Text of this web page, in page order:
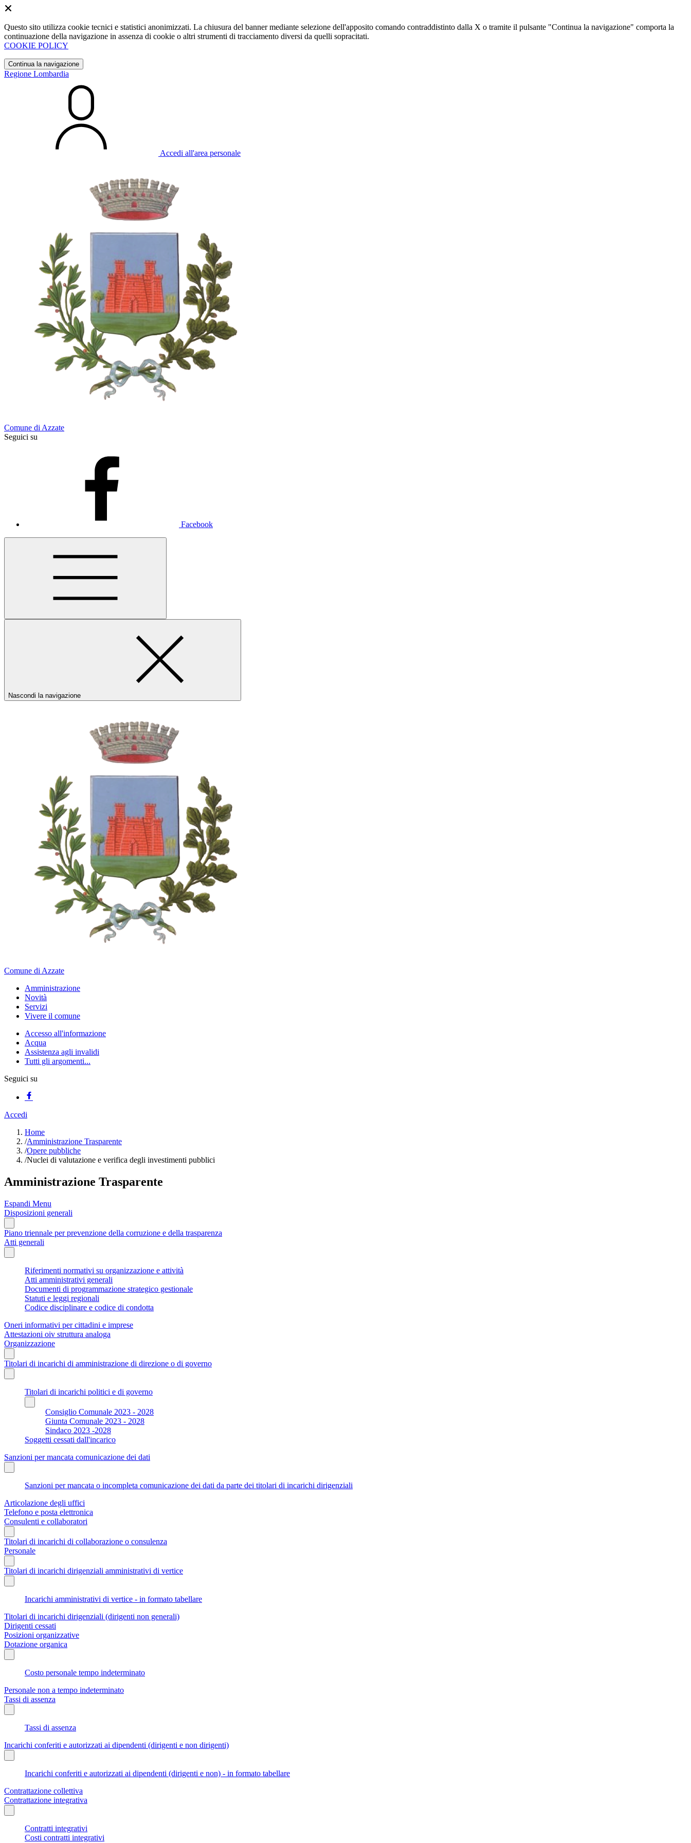
Questo sito utilizza cookie tecnici e statistici anonimizzati. La chiusura del banner mediante selezione dell'apposito comando contraddistinto dalla X o tramite il pulsante "Continua la navigazione" comporta la
continuazione della navigazione in assenza di cookie o altri strumenti di tracciamento diversi da quelli sopracitati.
COOKIE POLICY
Continua la navigazione
Regione Lombardia
Accedi all'area personale
Comune di Azzate
Seguici su
Facebook
Nascondi la navigazione
Comune di Azzate
Amministrazione
Novità
Servizi
Vivere il comune
Accesso all'informazione
Acqua
Assistenza agli invalidi
Tutti gli argomenti...
Seguici su
Accedi
Home
/Amministrazione Trasparente
/Opere pubbliche
/Nuclei di valutazione e verifica degli investimenti pubblici
Amministrazione Trasparente
Espandi Menu
Disposizioni generali
Piano triennale per prevenzione della corruzione e della trasparenza
Atti generali
Riferimenti normativi su organizzazione e attività
Atti amministrativi generali
Documenti di programmazione strategico gestionale
Statuti e leggi regionali
Codice disciplinare e codice di condotta
Oneri informativi per cittadini e imprese
Attestazioni oiv struttura analoga
Organizzazione
Titolari di incarichi di amministrazione di direzione o di governo
Titolari di incarichi politici e di governo
Consiglio Comunale 2023 - 2028
Giunta Comunale 2023 - 2028
Sindaco 2023 -2028
Soggetti cessati dall'incarico
Sanzioni per mancata comunicazione dei dati
Sanzioni per mancata o incompleta comunicazione dei dati da parte dei titolari di incarichi dirigenziali
Articolazione degli uffici
Telefono e posta elettronica
Consulenti e collaboratori
Titolari di incarichi di collaborazione o consulenza
Personale
Titolari di incarichi dirigenziali amministrativi di vertice
Incarichi amministrativi di vertice - in formato tabellare
Titolari di incarichi dirigenziali (dirigenti non generali)
Dirigenti cessati
Posizioni organizzative
Dotazione organica
Costo personale tempo indeterminato
Personale non a tempo indeterminato
Tassi di assenza
Tassi di assenza
Incarichi conferiti e autorizzati ai dipendenti (dirigenti e non dirigenti)
Incarichi conferiti e autorizzati ai dipendenti (dirigenti e non) - in formato tabellare
Contrattazione collettiva
Contrattazione integrativa
Contratti integrativi
Costi contratti integrativi